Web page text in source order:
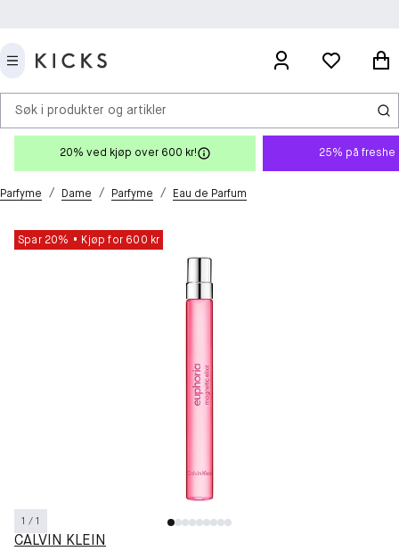
Søk i produkter og artikler
20% ved kjøp over 600 kr! 25% på freshe
Parfyme / Dame / Parfyme / Eau de Parfum
Spar 20% Kjøp for 600 kr
1 / 1
CALVIN KLEIN